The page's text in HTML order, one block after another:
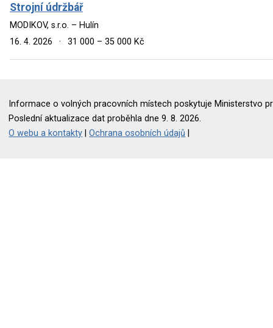
Strojní údržbář
MODIKOV, s.r.o. – Hulín
16. 4. 2026
· 31 000 – 35 000 Kč
Informace o volných pracovních místech poskytuje Ministerstvo
Poslední aktualizace dat proběhla dne 9. 8. 2026.
O webu a kontakty |Ochrana osobních údajů